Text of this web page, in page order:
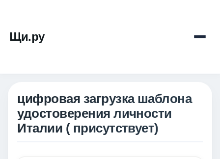
Щи.ру
цифровая загрузка шаблона
удостоверения личности
Италии ( присутствует)